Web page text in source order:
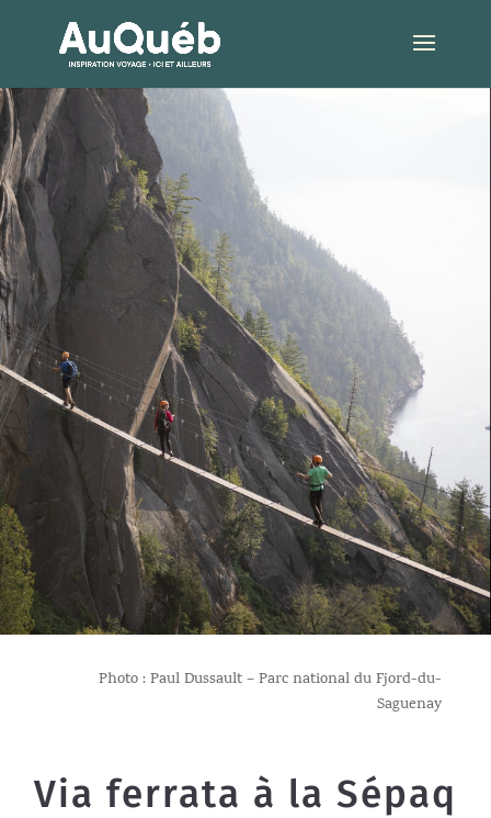
Photo : Paul Dussault – Parc national du Fjord-du-
Saguenay​
Via ferrata à la Sépaq